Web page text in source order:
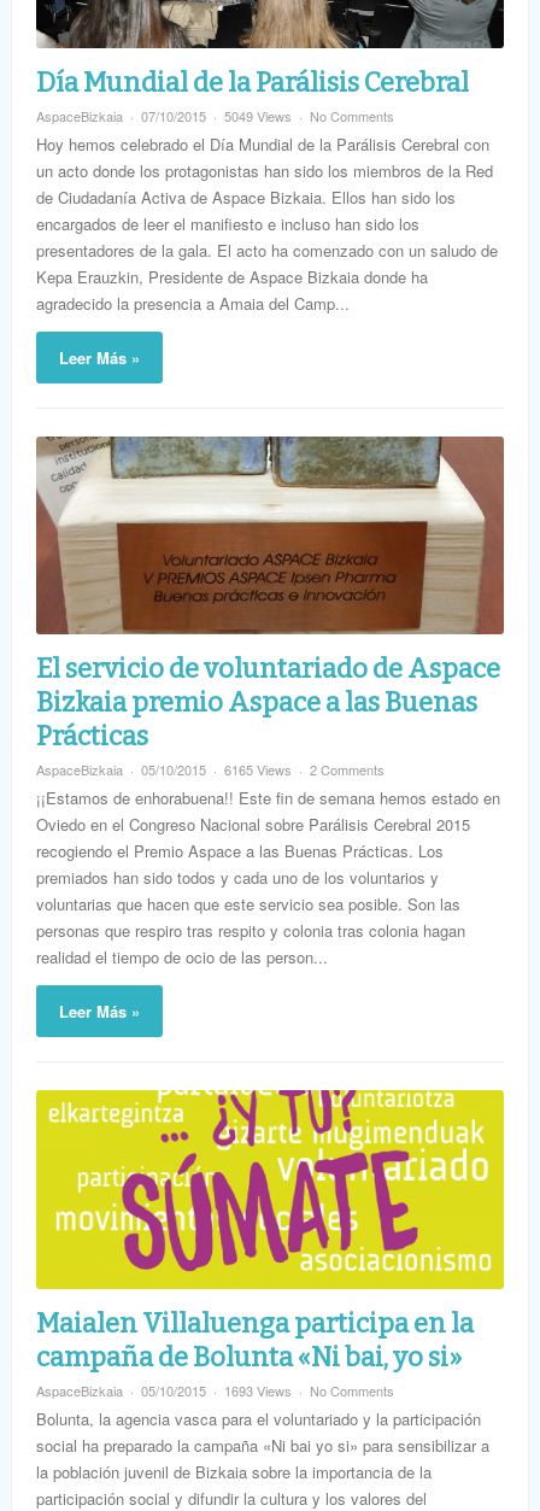
Día Mundial de la Parálisis Cerebral
AspaceBizkaia 07/10/2015 5049 Views No Comments
Hoy hemos celebrado el Día Mundial de la Parálisis Cerebral con
un acto donde los protagonistas han sido los miembros de la Red
de Ciudadanía Activa de Aspace Bizkaia. Ellos han sido los
encargados de leer el manifiesto e incluso han sido los
presentadores de la gala. El acto ha comenzado con un saludo de
Kepa Erauzkin, Presidente de Aspace Bizkaia donde ha
agradecido la presencia a Amaia del Camp...
Leer Más »
El servicio de voluntariado de Aspace
Bizkaia premio Aspace a las Buenas
Prácticas
AspaceBizkaia 05/10/2015 6165 Views 2 Comments
¡¡Estamos de enhorabuena!! Este fin de semana hemos estado en
Oviedo en el Congreso Nacional sobre Parálisis Cerebral 2015
recogiendo el Premio Aspace a las Buenas Prácticas. Los
premiados han sido todos y cada uno de los voluntarios y
voluntarias que hacen que este servicio sea posible. Son las
personas que respiro tras respito y colonia tras colonia hagan
realidad el tiempo de ocio de las person...
Leer Más »
Maialen Villaluenga participa en la
campaña de Bolunta «Ni bai, yo si»
AspaceBizkaia 05/10/2015 1693 Views No Comments
Bolunta, la agencia vasca para el voluntariado y la participación
social ha preparado la campaña «Ni bai yo si» para sensibilizar a
la población juvenil de Bizkaia sobre la importancia de la
participación social y difundir la cultura y los valores del